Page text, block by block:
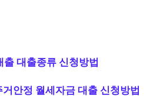
대출종류 신청방법
안정 월세자금 대출 신청방법